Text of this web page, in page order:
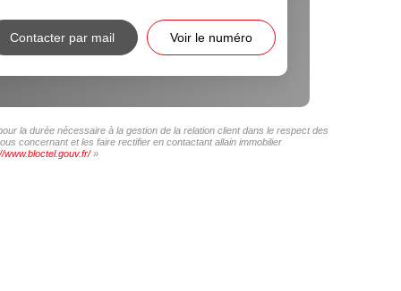
Contacter par mail Voir le numéro
la durée nécessaire à la gestion de la relation client dans le respect des
concernant et les faire rectifier en contactant allain immobilier
www.bloctel.gouv.fr/»